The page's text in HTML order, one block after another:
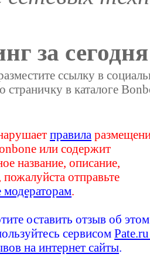
за
ссылку в
страничку в каталоге
правила
или содержит
название, описание,
отправьте
оставить отзыв об этом
сервисом
на интернет сайты